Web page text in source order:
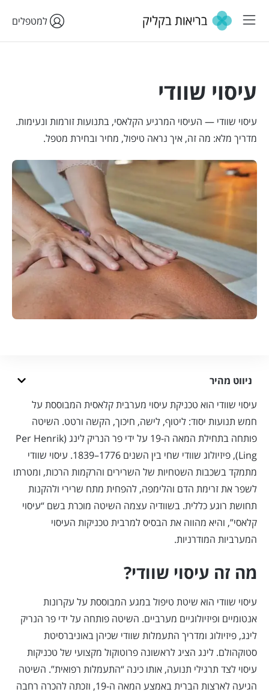
למטפלים
עיסוי שוודי
עיסוי שוודי — העיסוי המרגיע הקלאסי, בתנועות זורמות ונעימות.
מדריך מלא: מה זה, איך נראה טיפול, מחיר ובחירת מטפל.
ניווט מהיר
עיסוי שוודי הוא טכניקת עיסוי מערבית קלאסית המבוססת על
חמש תנועות יסוד: ליטוף, לישה, חיכוך, הקשה ורטט. השיטה
פותחה בתחילת המאה ה-19 על ידי פר הנריק לינג (Per Henrik
Ling), פיזיולוג שוודי שחי בין השנים 1776–1839. עיסוי שוודי
מתמקד בשכבות השטחיות של השרירים והרקמות הרכות, ומטרתו
לשפר את זרימת הדם והלימפה, להפחית מתח שרירי ולהקנות
תחושת רוגע כללית. בשוודיה עצמה השיטה מוכרת בשם “עיסוי
קלאסי”, והיא מהווה את הבסיס למרבית טכניקות העיסוי
המערביות המודרניות.
מה זה עיסוי שוודי?
עיסוי שוודי הוא שיטת טיפול במגע המבוססת על עקרונות
אנטומיים ופיזיולוגיים מערביים. השיטה פותחה על ידי פר הנריק
לינג, פיזיולוג ומדריך התעמלות שוודי שכיהן באוניברסיטת
סטוקהולם. לינג הציג לראשונה פרוטוקול מקצועי של טכניקות
עיסוי לצד תרגילי תנועה, אותו כינה “התעמלות רפואית”. השיטה
הגיעה לארצות הברית באמצע המאה ה-19, וזכתה להכרה רחבה